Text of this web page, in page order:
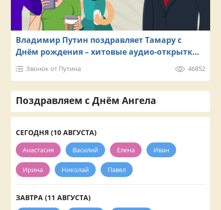
Владимир Путин поздравляет Тамару с
Днём рождения – хитовые аудио-открытки
на телефон
Звонок от Путина 46852
Поздравляем с Днём Ангела
СЕГОДНЯ (10 АВГУСТА)
Анастасия Василий Елена Иван
Ирина Николай Павел
ЗАВТРА (11 АВГУСТА)